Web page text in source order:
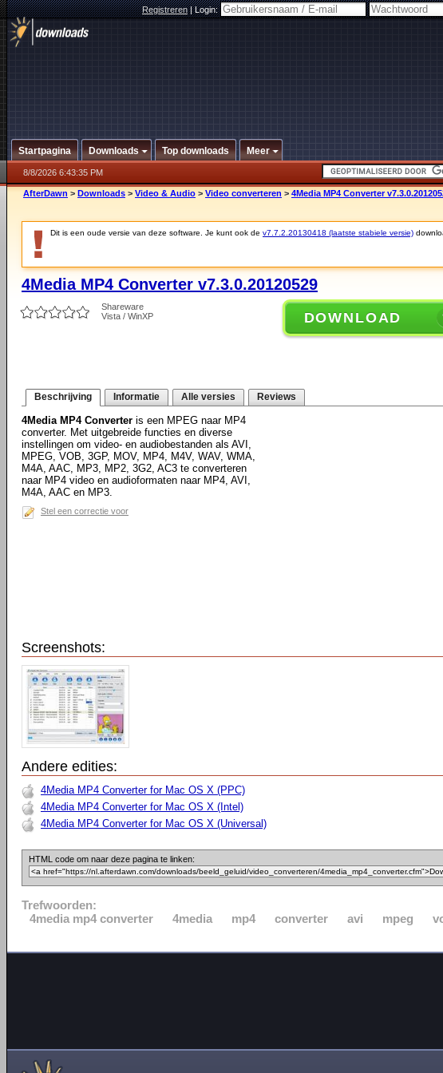
Registreren|Login:
Startpagina Downloads Top downloads Meer
8/8/2026 6:43:35 PM
AfterDawn > Downloads > Video & Audio > Video converteren > 4Media MP4 Converter
Dit is een oude versie van deze software. Je kunt ook de v7.7.2.20130418 (laatste stabiele versie)
4Media MP4 Converter v7.3.0.20120529
Shareware
Vista / WinXP
DOWNLOAD
Beschrijving Informatie Alle versies Reviews
4Media MP4 Converter is een MPEG naar MP4
converter. Met uitgebreide functies en diverse
instellingen om video- en audiobestanden als AVI,
MPEG, VOB, 3GP, MOV, MP4, M4V, WAV, WMA,
M4A, AAC, MP3, MP2, 3G2, AC3 te converteren
naar MP4 video en audioformaten naar MP4, AVI,
M4A, AAC en MP3.
Stel een correctie voor
Screenshots:
Andere edities:
4Media MP4 Converter for Mac OS X (PPC)
4Media MP4 Converter for Mac OS X (Intel)
4Media MP4 Converter for Mac OS X (Universal)
HTML code om naar deze pagina te linken:
Trefwoorden:
4media mp4 converter
4media mp4 converter avi mpeg